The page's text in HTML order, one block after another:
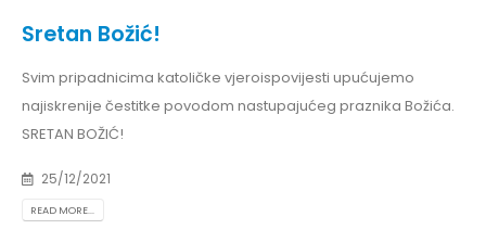
Sretan Božić!
Svim pripadnicima katoličke vjeroispovijesti upućujemo
najiskrenije čestitke povodom nastupajućeg praznika Božića.
SRETAN BOŽIĆ!
25/12/2021
READ MORE...